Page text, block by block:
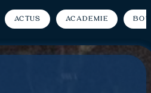
Actus Académie